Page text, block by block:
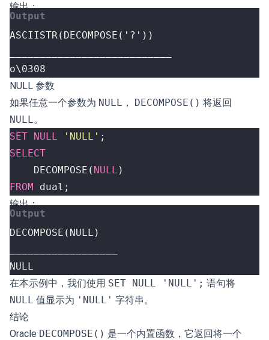
输出：
o\0308
NULL 参数
如果任意一个参数为 NULL ， DECOMPOSE() 将返回
NULL。
SET NULL 'NULL' ;
SELECT
DECOMPOSE ( NULL )
FROM
dual ;
输出：
NULL
在本示例中，我们使用 SET NULL 'NULL'; 语句将
NULL 值显示为 'NULL' 字符串。
结论
Oracle DECOMPOSE() 是一个内置函数，它返回将一个